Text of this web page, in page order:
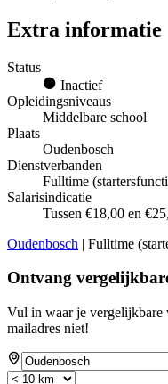
Extra informatie
Status
Inactief
Opleidingsniveaus
Middelbare school
Plaats
Oudenbosch
Dienstverbanden
Fulltime
Salarisindicatie
Tussen €18,00 en
Oudenbosch | Fulltime
Ontvang
Vul in waar je vergelijkbare
mailadres niet!